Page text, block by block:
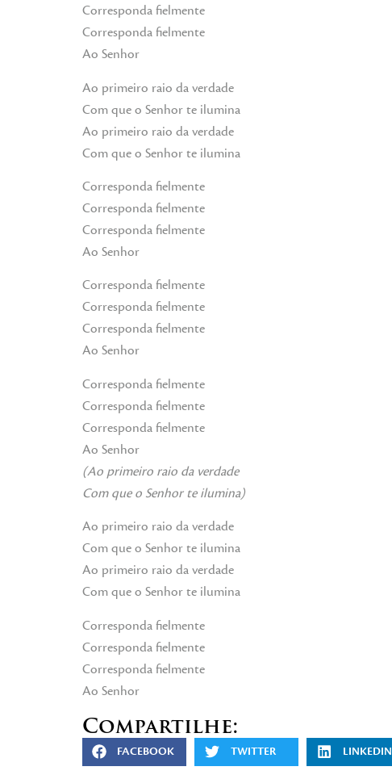
Corresponda fielmente
Corresponda fielmente
Ao Senhor
Ao primeiro raio da verdade
Com que o Senhor te ilumina
Ao primeiro raio da verdade
Com que o Senhor te ilumina
Corresponda fielmente
Corresponda fielmente
Corresponda fielmente
Ao Senhor
Corresponda fielmente
Corresponda fielmente
Corresponda fielmente
Ao Senhor
Corresponda fielmente
Corresponda fielmente
Corresponda fielmente
Ao Senhor
(Ao primeiro raio da verdade
Com que o Senhor te ilumina)
Ao primeiro raio da verdade
Com que o Senhor te ilumina
Ao primeiro raio da verdade
Com que o Senhor te ilumina
Corresponda fielmente
Corresponda fielmente
Corresponda fielmente
Ao Senhor
Compartilhe:
FACEBOOK TWITTER LINKEDIN